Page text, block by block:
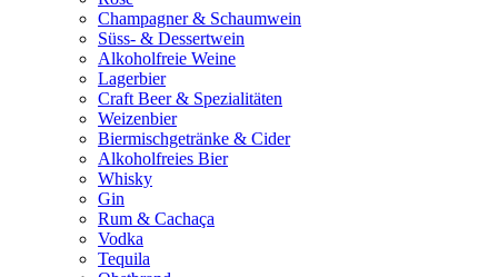
Champagner & Schaumwein
Süss- & Dessertwein
Alkoholfreie Weine
Lagerbier
Craft Beer & Spezialitäten
Weizenbier
Biermischgetränke & Cider
Alkoholfreies Bier
Whisky
Gin
Rum & Cachaça
Vodka
Tequila